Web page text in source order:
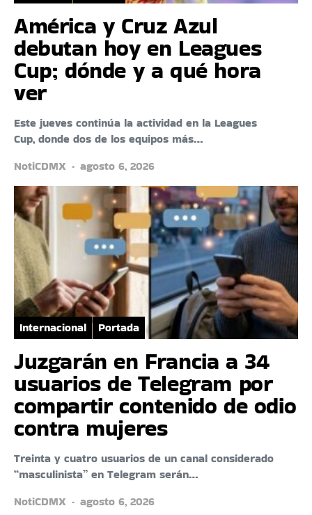
América y Cruz Azul
debutan hoy en Leagues
Cup; dónde y a qué hora
ver
Este jueves continúa la actividad en la Leagues
Cup, donde dos de los equipos más…
NotiCDMX
agosto 6, 2026
Internacional Portada
Juzgarán en Francia a 34
usuarios de Telegram por
compartir contenido de odio
contra mujeres
Treinta y cuatro usuarios de un canal considerado
“masculinista” en Telegram serán…
NotiCDMX
agosto 6, 2026